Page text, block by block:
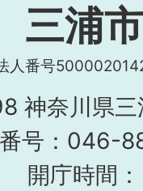
三浦市
人番号
神奈川県三
号：046-
開庁時間：